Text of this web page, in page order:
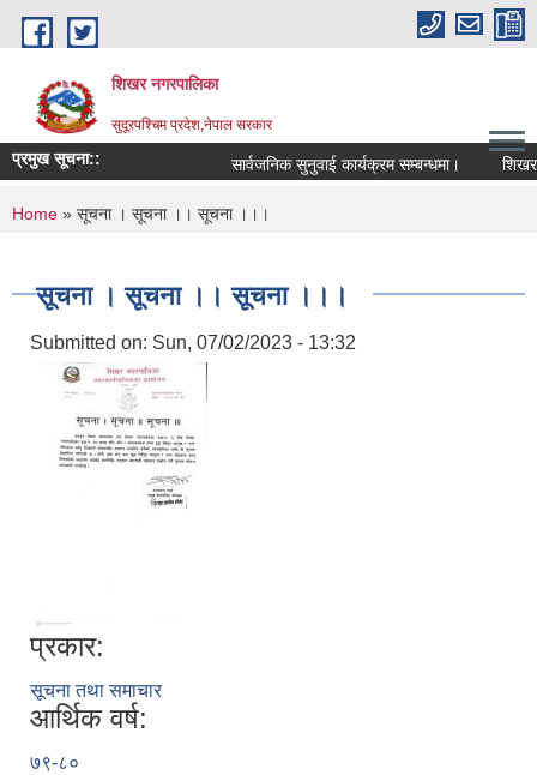
Skip to main content
शिखर नगरपालिका
सुदूरपश्चिम प्रदेश,नेपाल सरकार
प्रमुख सूचना:: सार्वजनिक सुनुवाई कार्यक्रम सम्बन्धमा। शिखर
You are here
Home » सूचना । सूचना ।। सूचना ।।।
सूचना । सूचना ।। सूचना ।।।
Submitted on: Sun, 07/02/2023 - 13:32
प्रकार:
सूचना तथा समाचार
आर्थिक वर्ष:
७९-८०